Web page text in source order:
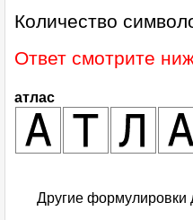
Количество
Ответ смотрите
атлас
Другие формулировки